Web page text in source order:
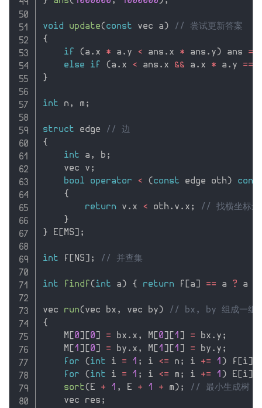
void update( const vec a )
// 尝试更新答案
{
if
( a . x * a . y < ans . x * ans . y ) ans =
else
if ( a . x < ans . x && a . x * a . y ==
}
int n , m ;
struct edge
// 边
{
int a , b ;
    vec v
;
bool
operator < ( const edge oth )
{
return v . x < oth . v . x ;
// 找横坐标最
}
} E MS ;
int f NS ; // 并查集
int findf ( int a ) { return f a == a ? a
vec run( vec bx , vec by )
// bx, by 组成一组
{
    M
0 0 = bx . x , M 0 1 = bx . y ;
    M
1 0 = by . x , M 1 1 = by . y ;
for
( int i = 1 ; i <= n ; i += 1 ) f i
for
( int i = 1 ; i <= m ; i += 1 ) E i
sort( E + 1 , E + 1 + m ) ;
// 最小生成树
    vec res
;